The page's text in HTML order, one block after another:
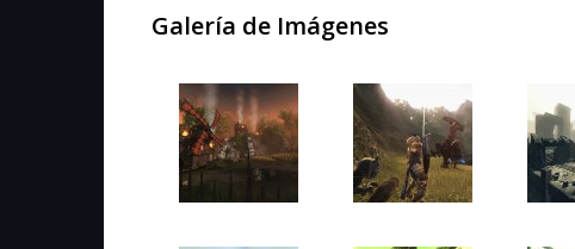
Galería de Imágenes